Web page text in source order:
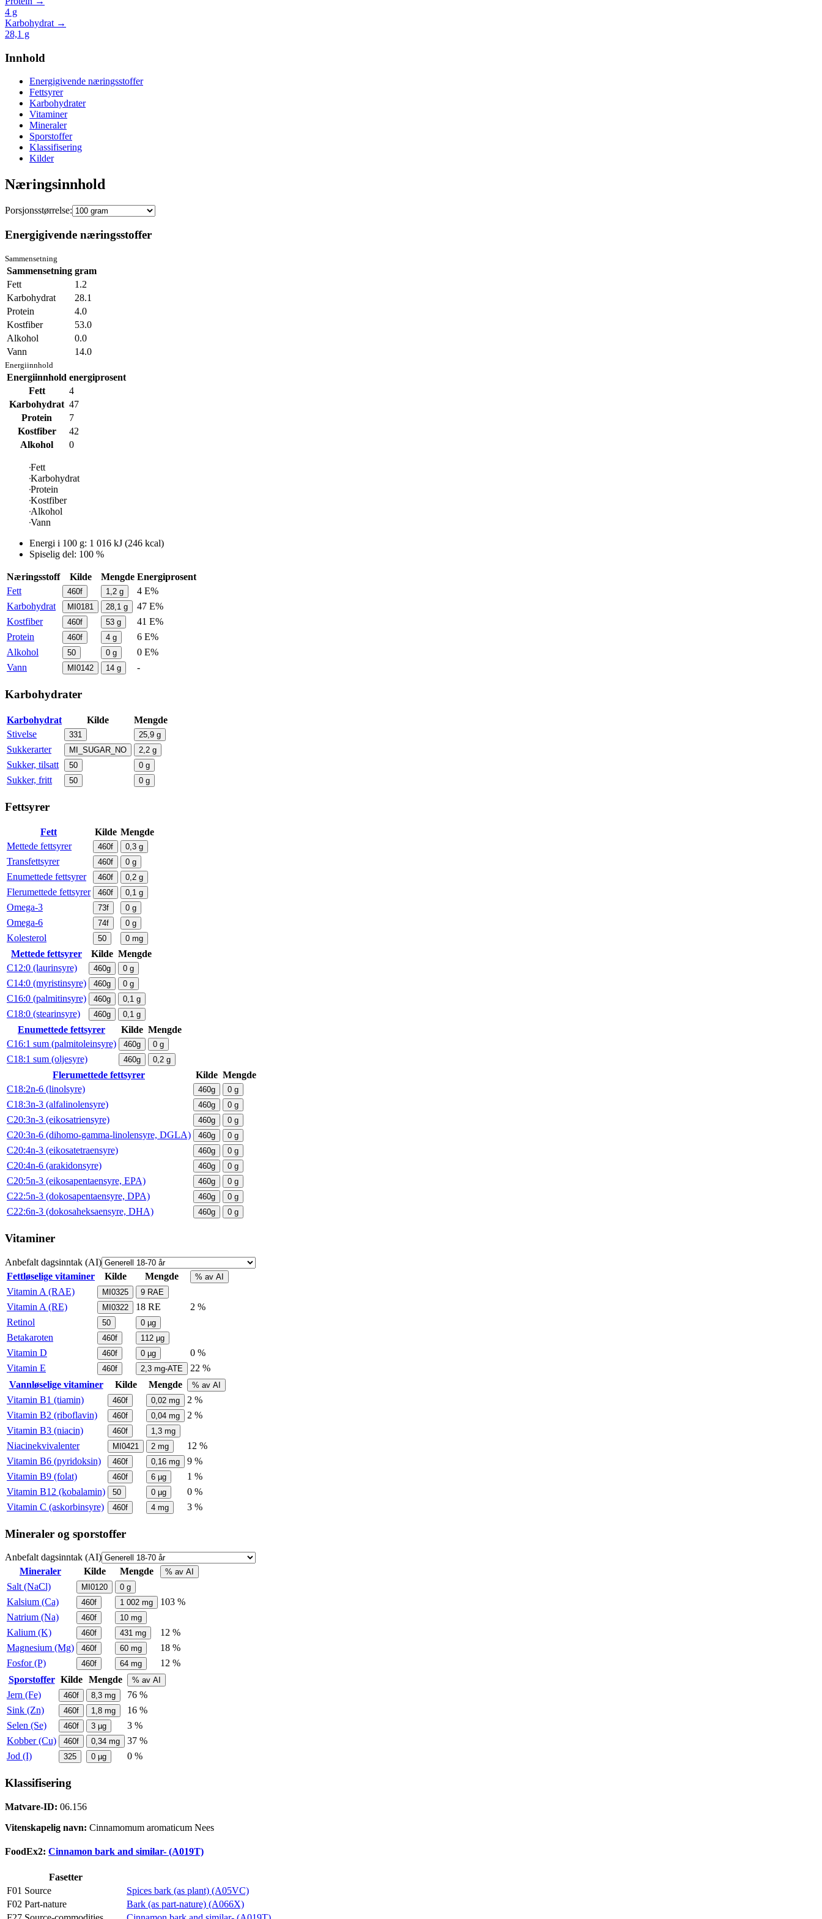
4 g
Karbohydrat →
28,1 g
Innhold
Energigivende næringsstoffer
Fettsyrer
Karbohydrater
Vitaminer
Mineraler
Sporstoffer
Klassifisering
Kilder
Næringsinnhold
Porsjonsstørrelse:
Energigivende næringsstoffer
Sammensetning
Sammensetning gram
Fett
1.2
Karbohydrat
28.1
Protein
4.0
Kostfiber
53.0
Alkohol
0.0
Vann
14.0
Energiinnhold
Energiinnhold energiprosent
Fett
4
Karbohydrat 47
Protein
7
Kostfiber
42
Alkohol
0
Fett
Karbohydrat
Protein
Kostfiber
Alkohol
Vann
Energi i 100 g: 1 016 kJ (246 kcal)
Spiselig del: 100 %
Næringsstoff Kilde Mengde Energiprosent
Fett
460f 1,2 g
4 E%
Karbohydrat
MI0181 28,1 g
47 E%
Kostfiber
460f 53 g
41 E%
Protein
460f 4 g
6 E%
Alkohol
50 0 g
0 E%
Vann
MI0142 14 g -
Karbohydrater
Karbohydrat Kilde
Mengde
Stivelse
331 25,9 g
Sukkerarter MI_SUGAR_NO 2,2 g
Sukker, tilsatt 50 0 g
Sukker, fritt 50 0 g
Fettsyrer
Fett Kilde Mengde
Mettede fettsyrer
460f 0,3 g
Transfettsyrer 460f 0 g
Enumettede fettsyrer 460f 0,2 g
Flerumettede fettsyrer 460f 0,1 g
Omega-3 73f 0 g
Omega-6 74f 0 g
Kolesterol 50 0 mg
Mettede fettsyrer Kilde Mengde
C12:0 (laurinsyre)
460g 0 g
C14:0 (myristinsyre) 460g 0 g
C16:0 (palmitinsyre) 460g 0,1 g
C18:0 (stearinsyre) 460g 0,1 g
Enumettede fettsyrer Kilde Mengde
C16:1 sum (palmitoleinsyre)
460g 0 g
C18:1 sum (oljesyre) 460g 0,2 g
Flerumettede fettsyrer Kilde Mengde
C18:2n-6 (linolsyre)
460g 0 g
C18:3n-3 (alfalinolensyre) 460g 0 g
C20:3n-3 (eikosatriensyre) 460g 0 g
C20:3n-6 (dihomo-gamma-linolensyre, DGLA) 460g 0 g
C20:4n-3 (eikosatetraensyre) 460g 0 g
C20:4n-6 (arakidonsyre) 460g 0 g
C20:5n-3 (eikosapentaensyre, EPA) 460g 0 g
C22:5n-3 (dokosapentaensyre, DPA) 460g 0 g
C22:6n-3 (dokosaheksaensyre, DHA) 460g 0 g
Vitaminer
Anbefalt dagsinntak (AI)
Fettløselige vitaminer
Kilde Mengde % av AI
Vitamin A (RAE) MI0325 9 RAE
Vitamin A (RE) MI0322 18 RE
2 %
Retinol
50 0 µg
Betakaroten 460f 112 µg
Vitamin D 460f 0 µg
0 %
Vitamin E
460f 2,3 mg-ATE
22 %
Vannløselige vitaminer
Kilde Mengde % av AI
Vitamin B1 (tiamin) 460f 0,02 mg
2 %
Vitamin B2 (riboflavin)
460f 0,04 mg
2 %
Vitamin B3 (niacin)
460f 1,3 mg
Niacinekvivalenter MI0421 2 mg
12 %
Vitamin B6 (pyridoksin)
460f 0,16 mg
9 %
Vitamin B9 (folat)
460f 6 µg
1 %
Vitamin B12 (kobalamin)
50 0 µg
0 %
Vitamin C (askorbinsyre)
460f 4 mg 3 %
Mineraler og sporstoffer
Anbefalt dagsinntak (AI)
Mineraler
Kilde Mengde % av AI
Salt (NaCl) MI0120 0 g
Kalsium (Ca) 460f 1 002 mg
103 %
Natrium (Na)
460f 10 mg
Kalium (K) 460f 431 mg
12 %
Magnesium (Mg)
460f 60 mg
18 %
Fosfor (P)
460f 64 mg
12 %
Sporstoffer Kilde Mengde % av AI
Jern (Fe) 460f 8,3 mg
76 %
Sink (Zn)
460f 1,8 mg
16 %
Selen (Se)
460f 3 µg
3 %
Kobber (Cu)
460f 0,34 mg
37 %
Jod (I)
325 0 µg 0 %
Klassifisering
Matvare-ID: 06.156
Vitenskapelig navn: Cinnamomum aromaticum Nees
FoodEx2: Cinnamon bark and similar- (A019T)
Fasetter
F01 Source
Spices bark (as plant) (A05VC)
F02 Part-nature
Bark (as part-nature) (A066X)